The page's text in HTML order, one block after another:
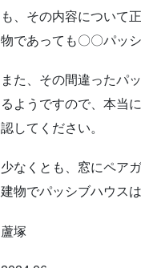
も、その内容について
物であっても〇〇パッ
また、その間違ったパ
るようですので、本当
認してください。
少なくとも、窓にペア
建物でパッシブハウス
蘆塚